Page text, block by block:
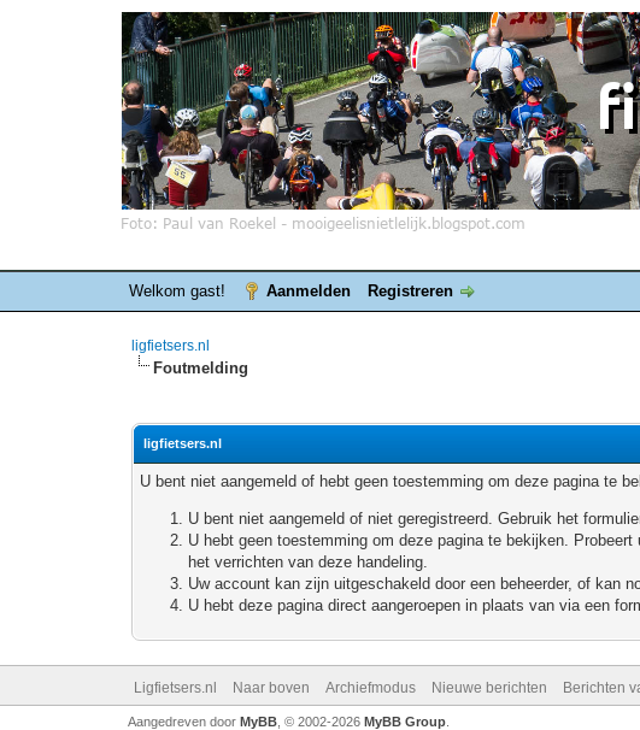
Welkom gast! Aanmelden Registreren
ligfietsers.nl
Foutmelding
ligfietsers.nl
U bent niet aangemeld of hebt geen toestemming om deze pagina te
U bent niet aangemeld of niet geregistreerd. Gebruik het
U hebt geen toestemming om deze pagina te bekijken.
het verrichten van deze handeling.
Uw account kan zijn uitgeschakeld door een beheerder, of kan
U hebt deze pagina direct aangeroepen in plaats van via een
Ligfietsers.nl Naar boven Archiefmodus Nieuwe berichten Berichten
Aangedreven door MyBB, © 2002-2026 MyBB Group.